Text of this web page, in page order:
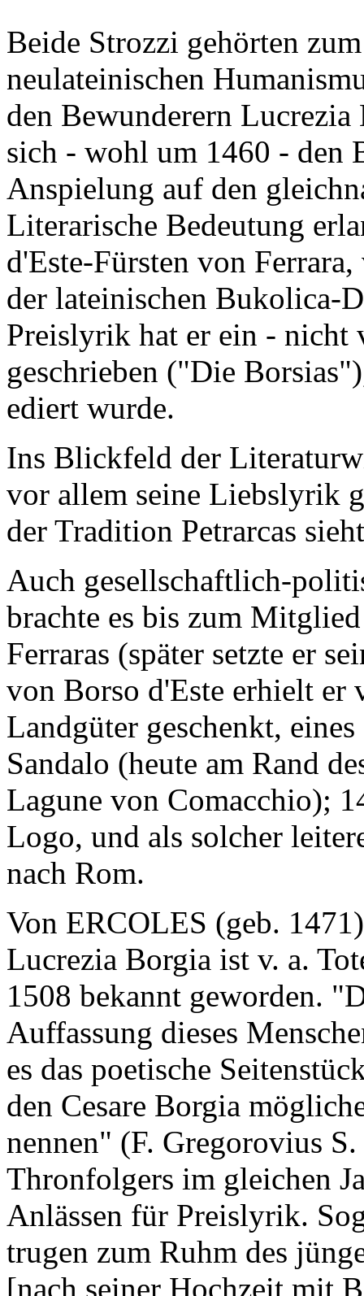
Beide Strozzi gehörten
neulateinischen
den Bewunderern
sich - wohl um 1460 - den
Anspielung auf den
Literarische Bedeutung
d'Este-Fürsten von
der lateinischen Bukolica-
Preislyrik hat er ein - nicht
geschrieben ("Die
ediert wurde.
Ins Blickfeld der
vor allem seine Liebslyrik
der Tradition Petrarcas
Auch gesellschaftlich-
brachte es bis zum
Ferraras (später setzte er
von Borso d'Este erhielt er
Landgüter geschenkt,
Sandalo (heute am Rand
Lagune von Comacchio);
Logo, und als solcher
nach Rom.
Von ERCOLES (geb.
Lucrezia Borgia ist v. a.
1508 bekannt geworden.
Auffassung dieses
es das poetische
den Cesare Borgia
nennen" (F. Gregorovius
Thronfolgers im gleichen
Anlässen für Preislyrik.
trugen zum Ruhm des
[nach seiner Hochzeit mit